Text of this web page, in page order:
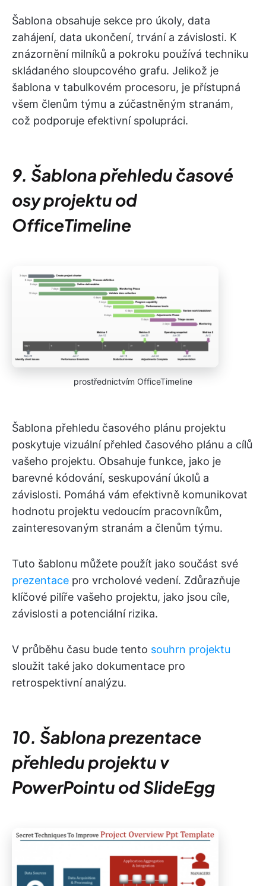
Šablona obsahuje sekce pro úkoly, data
zahájení, data ukončení, trvání a závislosti. K
znázornění milníků a pokroku používá techniku
skládaného sloupcového grafu. Jelikož je
šablona v tabulkovém procesoru, je přístupná
všem členům týmu a zúčastněným stranám,
což podporuje efektivní spolupráci.
9. Šablona přehledu časové
osy projektu od
OfficeTimeline
prostřednictvím OfficeTimeline
Šablona přehledu časového plánu projektu
poskytuje vizuální přehled časového plánu a cílů
vašeho projektu. Obsahuje funkce, jako je
barevné kódování, seskupování úkolů a
závislosti. Pomáhá vám efektivně komunikovat
hodnotu projektu vedoucím pracovníkům,
zainteresovaným stranám a členům týmu.
Tuto šablonu můžete použít jako součást své
prezentace pro vrcholové vedení. Zdůrazňuje
klíčové pilíře vašeho projektu, jako jsou cíle,
závislosti a potenciální rizika.
V průběhu času bude tento souhrn projektu
sloužit také jako dokumentace pro
retrospektivní analýzu.
10. Šablona prezentace
přehledu projektu v
PowerPointu od SlideEgg